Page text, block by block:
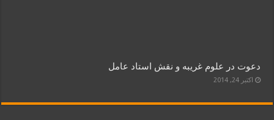
دعوت در علوم غریبه و نقش استاد عامل
اکتبر 24, 2014